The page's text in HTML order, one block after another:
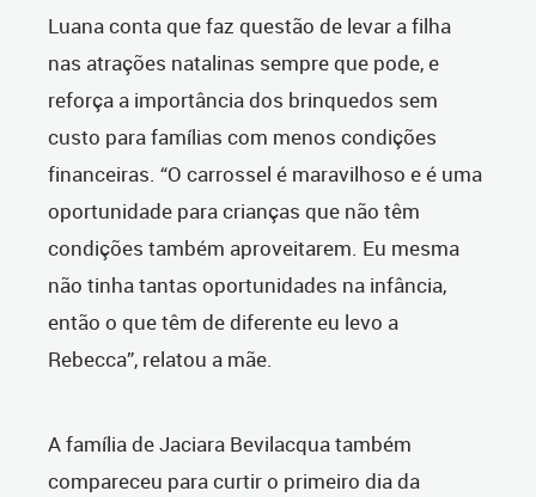
Luana conta que faz questão de levar a filha
nas atrações natalinas sempre que pode, e
reforça a importância dos brinquedos sem
custo para famílias com menos condições
financeiras. “O carrossel é maravilhoso e é uma
oportunidade para crianças que não têm
condições também aproveitarem. Eu mesma
não tinha tantas oportunidades na infância,
então o que têm de diferente eu levo a
Rebecca”, relatou a mãe.
A família de Jaciara Bevilacqua também
compareceu para curtir o primeiro dia da